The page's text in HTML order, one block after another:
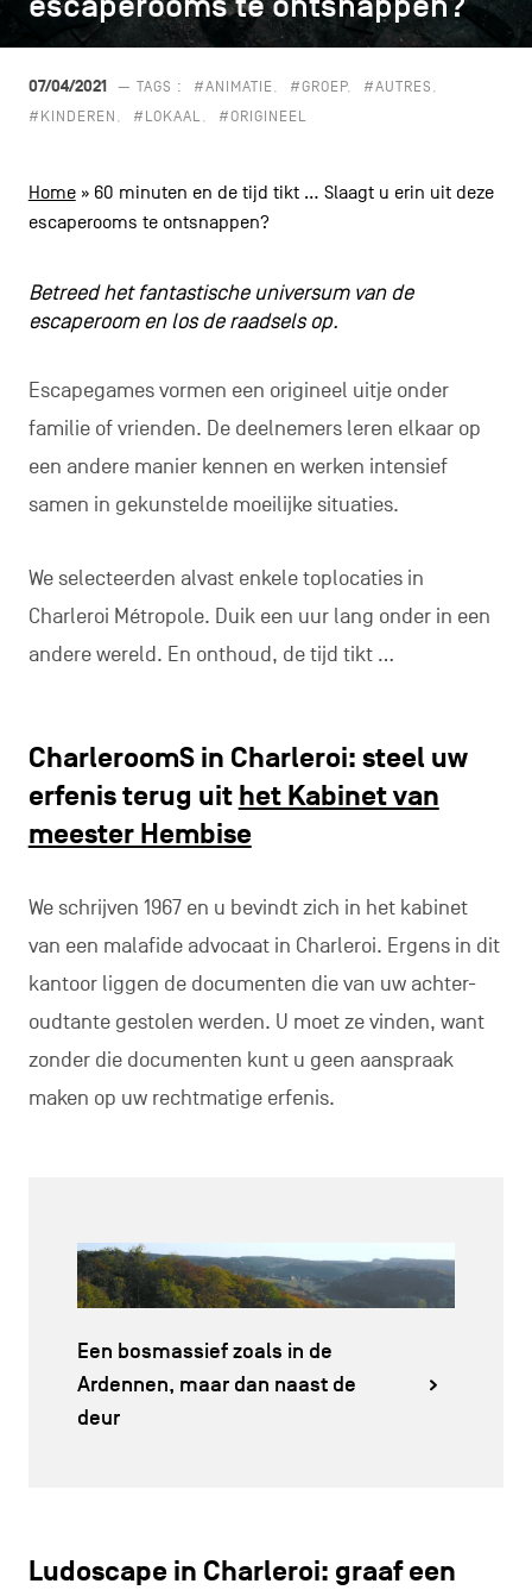
navigatie
PRIVACYBELEID
07/04/2021 — TAGS : #ANIMATIE #GROEP
#AUTRES
#KINDEREN
#LOKAAL #ORIGINEEL
Home» 60 minuten en de tijd tikt … Slaagt u erin uit deze
escaperooms te ontsnappen?
Betreed het fantastische universum van de
escaperoom en los de raadsels op.
Escapegames vormen een origineel uitje onder
familie of vrienden. De deelnemers leren elkaar op
een andere manier kennen en werken intensief
samen in gekunstelde moeilijke situaties.
We selecteerden alvast enkele toplocaties in
Charleroi Métropole. Duik een uur lang onder in een
andere wereld. En onthoud, de tijd tikt …
CharleroomS in Charleroi: steel uw
erfenis terug uit het Kabinet van
meester Hembise
We schrijven 1967 en u bevindt zich in het kabinet
van een malafide advocaat in Charleroi. Ergens in dit
kantoor liggen de documenten die van uw achter-
oudtante gestolen werden. U moet ze vinden, want
zonder die documenten kunt u geen aanspraak
maken op uw rechtmatige erfenis.
Een bosmassief zoals in de
Ardennen, maar dan naast de
deur
Ludoscape in Charleroi: graaf een